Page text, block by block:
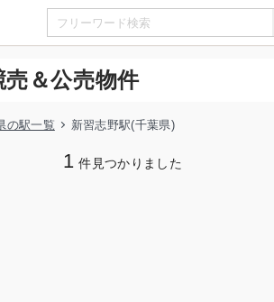
＆公売物件
の駅一覧 新習志野駅(千葉県)
1 件見つかりました